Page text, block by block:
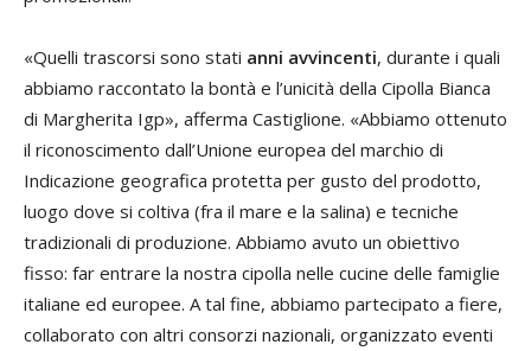
«Quelli trascorsi sono stati anni avvincenti, durante i quali
abbiamo raccontato la bontà e l’unicità della Cipolla Bianca
di Margherita Igp», afferma Castiglione. «Abbiamo ottenuto
il riconoscimento dall’Unione europea del marchio di
Indicazione geografica protetta per gusto del prodotto,
luogo dove si coltiva (fra il mare e la salina) e tecniche
tradizionali di produzione. Abbiamo avuto un obiettivo
fisso: far entrare la nostra cipolla nelle cucine delle famiglie
italiane ed europee. A tal fine, abbiamo partecipato a fiere,
collaborato con altri consorzi nazionali, organizzato eventi